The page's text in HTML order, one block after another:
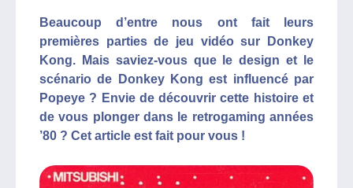
Beaucoup d’entre nous ont fait leurs
premières parties de jeu vidéo sur Donkey
Kong. Mais saviez-vous que le design et le
scénario de Donkey Kong est influencé par
Popeye ? Envie de découvrir cette histoire et
de vous plonger dans le retrogaming années
’80 ? Cet article est fait pour vous !